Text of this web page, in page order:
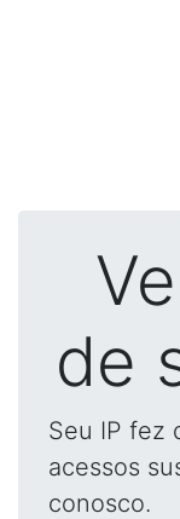
de
Seu IP fez
acessos
conosco.